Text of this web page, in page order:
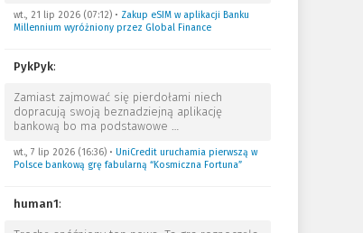
wt., 21 lip 2026 (07:12)• Zakup eSIM w aplikacji Banku
Millennium wyróżniony przez Global Finance
PykPyk:
Zamiast zajmować się pierdołami niech
dopracują swoją beznadziejną aplikację
bankową bo ma podstawowe …
wt., 7 lip 2026 (16:36)• UniCredit uruchamia pierwszą w
Polsce bankową grę fabularną “Kosmiczna Fortuna”
human1: